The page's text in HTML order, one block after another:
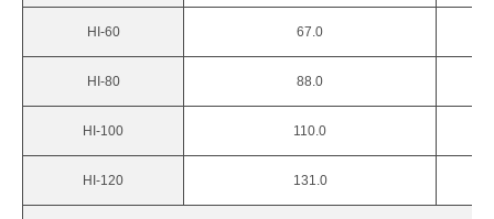
HI-60 67.0
HI-80 88.0
HI-100 110.0
HI-120 131.0